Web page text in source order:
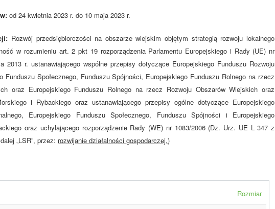
od 24 kwietnia 2023 r. do 10 maja 2023 r.
Rozwój przedsiębiorczości na obszarze wiejskim objętym strategią rozwoju lokalnego
w rozumieniu art. 2 pkt 19 rozporządzenia Parlamentu Europejskiego i Rady (UE) nr
2013 r. ustanawiającego wspólne przepisy dotyczące Europejskiego Funduszu Rozwoju
Funduszu Społecznego, Funduszu Spójności, Europejskiego Funduszu Rolnego na rzecz
oraz Europejskiego Funduszu Rolnego na rzecz Rozwoju Obszarów Wiejskich oraz
i Rybackiego oraz ustanawiającego przepisy ogólne dotyczące Europejskiego
Europejskiego Funduszu Społecznego, Funduszu Spójności i Europejskiego
oraz uchylającego rozporządzenie Rady (WE) nr 1083/2006 (Dz. Urz. UE L 347 z
„LSR”, przez: rozwijanie działalności gospodarczej.)
Rozmiar